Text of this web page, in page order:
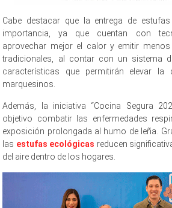
Cabe destacar que la entrega de
importancia, ya que cuentan con
aprovechar mejor el calor y emitir
tradicionales, al contar con un sistema
características que permitirán elevar
marquesinos.
Además, la iniciativa “Cocina Segura
objetivo combatir las enfermedades
exposición prolongada al humo de leña.
las estufas ecológicas reducen
del aire dentro de los hogares.